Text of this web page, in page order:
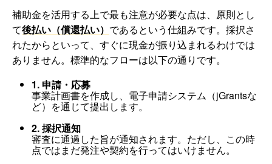
補助金を活用する上で最も注意が必要な点は、原則とし
て後払い（償還払い） であるという仕組みです。採択さ
れたからといって、すぐに現金が振り込まれるわけでは
ありません。標準的なフローは以下の通りです。
1. 申請・応募
事業計画書を作成し、電子申請システム（jGrantsな
ど）を通じて提出します。
2. 採択通知
審査に通過した旨が通知されます。ただし、この時
点ではまだ発注や契約を行ってはいけません。